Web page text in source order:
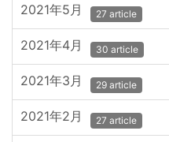
2021年5月 27 article
2021年4月 30 article
2021年3月 29 article
2021年2月 27 article